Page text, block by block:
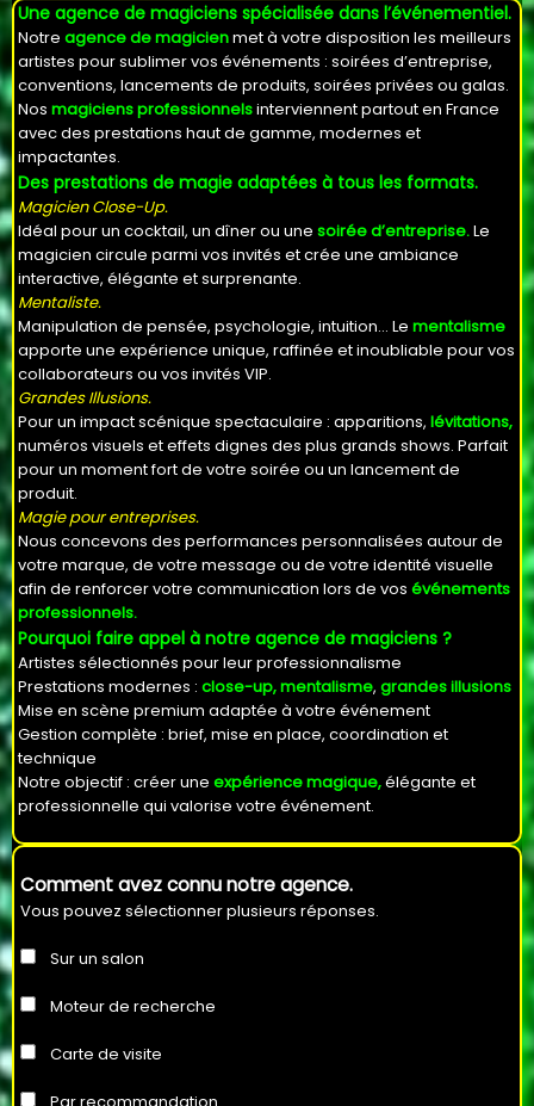
Une agence de magiciens spécialisée dans l’événementiel.
Notre agence de magicienmet à votre disposition les meilleurs
artistes pour sublimer vos événements : soirées d’entreprise,
conventions, lancements de produits, soirées privées ou galas.
Nos magiciens professionnelsinterviennent partout en France
avec des prestations haut de gamme, modernes et
impactantes.
Des prestations de magie adaptées à tous les formats.
Magicien Close-Up.
Idéal pour un cocktail, un dîner ou une soirée d’entreprise.Le
magicien circule parmi vos invités et crée une ambiance
interactive, élégante et surprenante.
Mentaliste.
Manipulation de pensée, psychologie, intuition… Le mentalisme
apporte une expérience unique, raffinée et inoubliable pour vos
collaborateurs ou vos invités VIP.
Grandes Illusions.
Pour un impact scénique spectaculaire : apparitions, lévitations,
numéros visuels et effets dignes des plus grands shows. Parfait
pour un moment fort de votre soirée ou un lancement de
produit.
Magie pour entreprises.
Nous concevons des performances personnalisées autour de
votre marque, de votre message ou de votre identité visuelle
afin de renforcer votre communication lors de vos événements
professionnels.
Pourquoi faire appel à notre agence de magiciens ?
Artistes sélectionnés pour leur professionnalisme
Prestations modernes : close-up, mentalisme, grandes illusions
Mise en scène premium adaptée à votre événement
Gestion complète : brief, mise en place, coordination et
technique
Notre objectif : créer une expérience magique,élégante et
professionnelle qui valorise votre événement.
Comment avez connu notre agence.
Vous pouvez sélectionner plusieurs réponses.
Sur un salon
Moteur de recherche
Carte de visite